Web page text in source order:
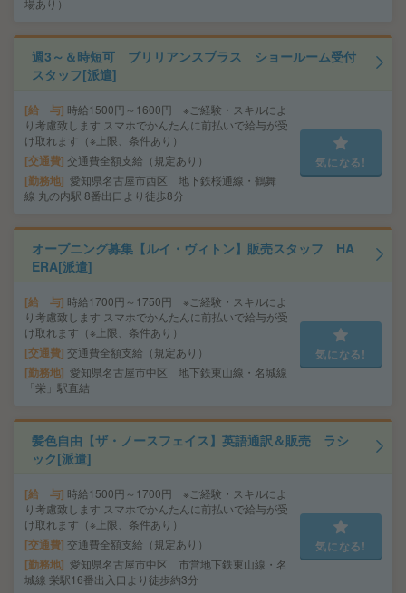
場あり）
週3～＆時短可 ブリリアンスプラス ショールーム受付
スタッフ[派遣]
給 与 時給1500円～1600円 ※ご経験・スキルによ
り考慮致します スマホでかんたんに前払いで給与が受
け取れます（※上限、条件あり）
交通費 交通費全額支給（規定あり）
勤務地 愛知県名古屋市西区 地下鉄桜通線・鶴舞
線 丸の内駅 8番出口より徒歩8分
気になる!
オープニング募集【ルイ・ヴィトン】販売スタッフ HA
ERA[派遣]
給 与 時給1700円～1750円 ※ご経験・スキルによ
り考慮致します スマホでかんたんに前払いで給与が受
け取れます（※上限、条件あり）
交通費 交通費全額支給（規定あり）
勤務地 愛知県名古屋市中区 地下鉄東山線・名城線
「栄」駅直結
気になる!
髪色自由【ザ・ノースフェイス】英語通訳＆販売 ラシ
ック[派遣]
給 与 時給1500円～1700円 ※ご経験・スキルによ
り考慮致します スマホでかんたんに前払いで給与が受
け取れます（※上限、条件あり）
交通費 交通費全額支給（規定あり）
勤務地 愛知県名古屋市中区 市営地下鉄東山線・名
城線 栄駅16番出入口より徒歩約3分
気になる!